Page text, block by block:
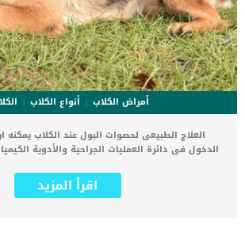
أمراض الكلاب أنواع الكلاب
العلاج الطبيعى لحصوات البول عند الكلاب
الدخول فى دائرة العمليات الجراحية والأدوية
حياة الكلب. اقرأ ايضا: فاعلية عملية تفتيت الحصوات
الحصوات من الفوسفات والامونيوم والمغنسيوم
اقرأ المزيد